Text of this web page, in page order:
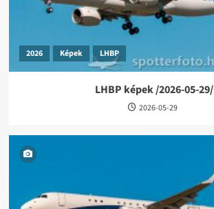
2026 Képek LHBP
LHBP képek /2026-05-29/
2026-05-29